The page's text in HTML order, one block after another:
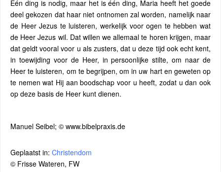
Eén ding is nodig, maar het is één ding, Maria heeft het goede
deel gekozen dat haar niet ontnomen zal worden, namelijk naar
de Heer Jezus te luisteren, werkelijk voor ogen te hebben wat
de Heer Jezus wil. Dat willen we allemaal te horen krijgen, maar
dat geldt vooral voor u als zusters, dat u deze tijd ook echt kent,
in toewijding voor de Heer, in persoonlijke stilte, om naar de
Heer te luisteren, om te begrijpen, om in uw hart en geweten op
te nemen wat Hij aan boodschap voor u heeft, zodat u dan ook
op deze basis de Heer kunt dienen.
Manuel Seibel; © www.bibelpraxis.de
Geplaatst in: Christendom
© Frisse Wateren, FW